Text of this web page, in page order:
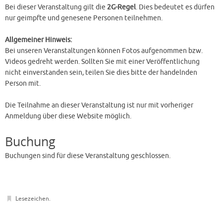
Bei dieser Veranstaltung gilt die 2G-Regel. Dies bedeutet es dürfen
nur geimpfte und genesene Personen teilnehmen.
Allgemeiner Hinweis:
Bei unseren Veranstaltungen können Fotos aufgenommen bzw.
Videos gedreht werden. Sollten Sie mit einer Veröffentlichung
nicht einverstanden sein, teilen Sie dies bitte der handelnden
Person mit.
Die Teilnahme an dieser Veranstaltung ist nur mit vorheriger
Anmeldung über diese Website möglich.
Buchung
Buchungen sind für diese Veranstaltung geschlossen.
Lesezeichen.